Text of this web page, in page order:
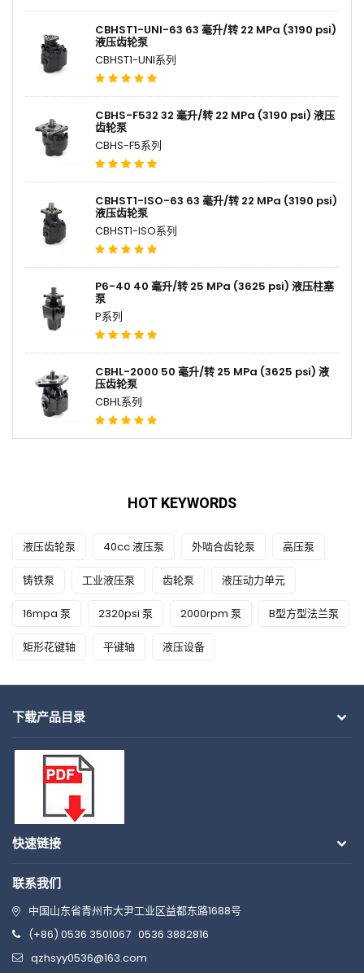
CBHST1-UNI-63 63 毫升/转 22 MPa (3190 psi)
液压齿轮泵
CBHST1-UNI系列
CBHS-F532 32 毫升/转 22 MPa (3190 psi) 液压
齿轮泵
CBHS-F5系列
CBHST1-ISO-63 63 毫升/转 22 MPa (3190 psi)
液压齿轮泵
CBHST1-ISO系列
P6-40 40 毫升/转 25 MPa (3625 psi) 液压柱塞
泵
P系列
CBHL-2000 50 毫升/转 25 MPa (3625 psi) 液
压齿轮泵
CBHL系列
HOT KEYWORDS
液压齿轮泵 40cc 液压泵 外啮合齿轮泵 高压泵
铸铁泵 工业液压泵 齿轮泵 液压动力单元
16mpa 泵 2320psi 泵 2000rpm 泵 B型方型法兰泵
矩形花键轴 平键轴 液压设备
下载产品目录
快速链接
联系我们
中国山东省青州市大尹工业区益都东路1688号
(+86) 0536 3501067 0536 3882816
qzhsyy0536@163.com